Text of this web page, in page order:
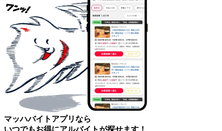
マッハバイトアプリなら
いつでもお得にアルバイトが探せます！